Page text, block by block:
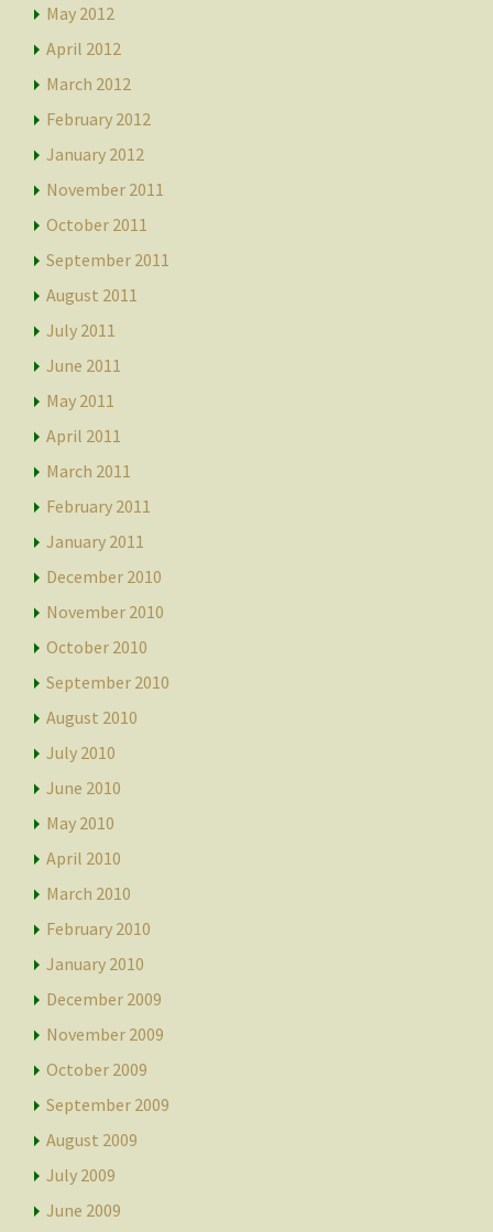
May 2012
April 2012
March 2012
February 2012
January 2012
November 2011
October 2011
September 2011
August 2011
July 2011
June 2011
May 2011
April 2011
March 2011
February 2011
January 2011
December 2010
November 2010
October 2010
September 2010
August 2010
July 2010
June 2010
May 2010
April 2010
March 2010
February 2010
January 2010
December 2009
November 2009
October 2009
September 2009
August 2009
July 2009
June 2009